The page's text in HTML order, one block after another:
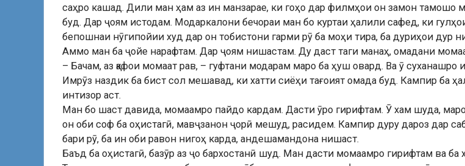
саҳро кашад. Дили ман ҳам аз ин манзарае, ки гоҳо дар филмҳои он замон
буд. Дар ҷоям истодам. Модаркалони бечораи ман бо куртаи ҳалили сафед, ки
бепошнаи нӯгипойии худ дар он тобистони гарми рӯ ба моҳи тира, ба дуриҳои дур
Аммо ман ба ҷойе нарафтам. Дар ҷоям нишастам. Ду даст таги манаҳ, омадани
– Бачам, аз қафои момаат рав, – гуфтани модарам маро ба ҳуш овард. Ва ӯ
Имрӯз наздик ба бист сол мешавад, ки хатти сиёҳи тағоият омада буд. Кампир ба
интизор аст.
Ман бо шаст давида, момаамро пайдо кардам. Дасти ӯро гирифтам. Ӯ хам шуда,
он оби соф ба оҳистагӣ, мавҷзанон ҷорӣ мешуд, расидем. Кампир дуру дароз дар
бари рӯ, ба ин оби равон нигоҳ карда, андешамандона нишаст.
Баъд ба оҳистагӣ, базӯр аз ҷо бархостанӣ шуд. Ман дасти момаамро гирифтам ва ба